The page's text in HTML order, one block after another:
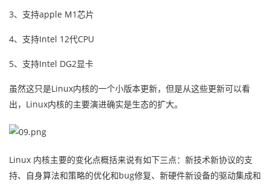
3、支持apple M1芯片
4、支持Intel 12代CPU
5、支持Intel DG2显卡
虽然这只是Linux内核的一个小版本更新，但是从这些更新可以看
出，Linux内核的主要演进确实是生态的扩大。
Linux 内核主要的变化点概括来说有如下三点：新技术新协议的支
持、自身算法和策略的优化和bug修复、新硬件新设备的驱动集成和